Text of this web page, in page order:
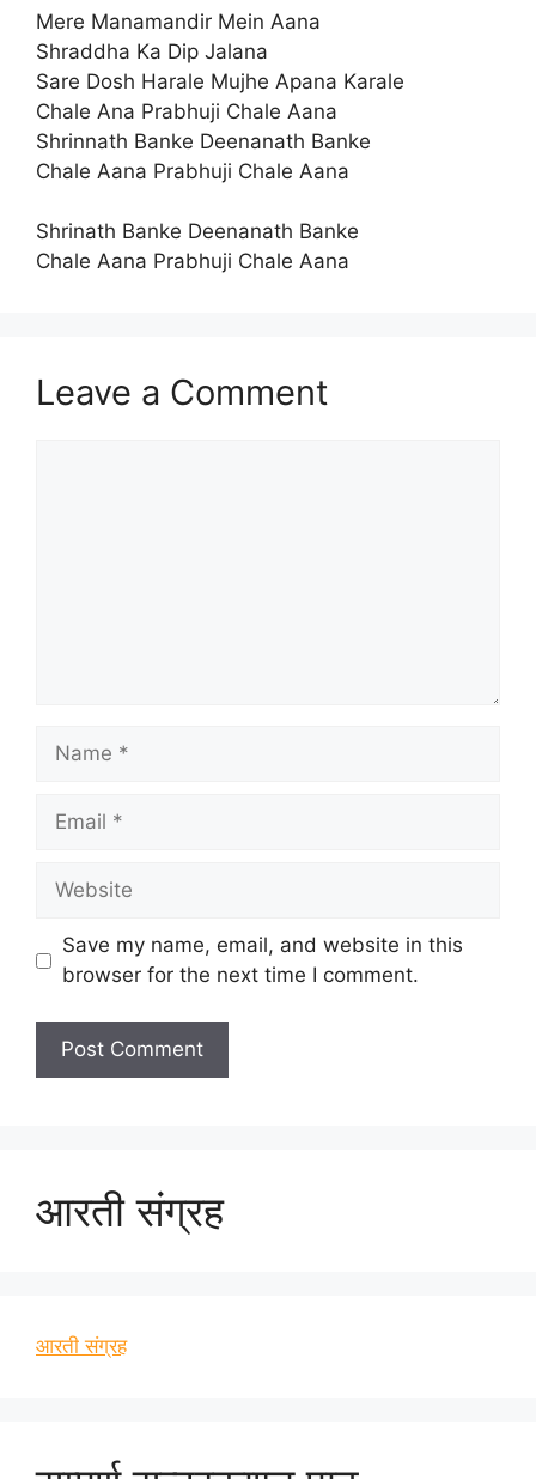
Mere Manamandir Mein Aana
Shraddha Ka Dip Jalana
Sare Dosh Harale Mujhe Apana Karale
Chale Ana Prabhuji Chale Aana
Shrinnath Banke Deenanath Banke
Chale Aana Prabhuji Chale Aana
Shrinath Banke Deenanath Banke
Chale Aana Prabhuji Chale Aana
Leave a Comment
Name
Email
Website
Save my name, email, and website in this
browser for the next time I comment.
आरती संग्रह
आरती संग्रह